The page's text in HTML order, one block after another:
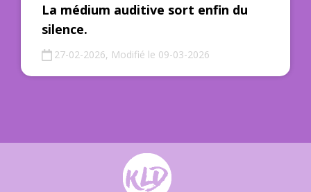
La médium auditive sort enfin du
silence.
27-02-2026, Modifié le 09-03-2026